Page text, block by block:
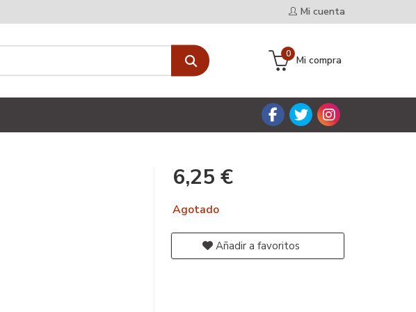
Mi cuenta
Mi compra
0
6,25 €
Agotado
Añadir a favoritos